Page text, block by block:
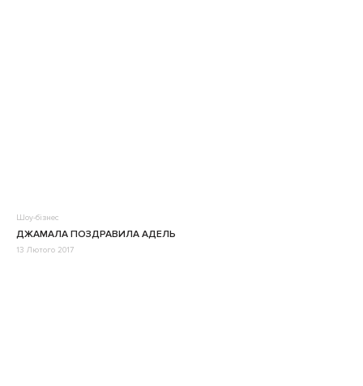
Шоу-бізнес
ДЖАМАЛА ПОЗДРАВИЛА АДЕЛЬ
13 Лютого 2017